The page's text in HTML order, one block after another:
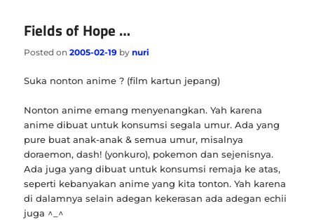
Fields of Hope …
Posted on2005-02-19 bynuri
Suka nonton anime ? (film kartun jepang)
Nonton anime emang menyenangkan. Yah karena
anime dibuat untuk konsumsi segala umur. Ada yang
pure buat anak-anak & semua umur, misalnya
doraemon, dash! (yonkuro), pokemon dan sejenisnya.
Ada juga yang dibuat untuk konsumsi remaja ke atas,
seperti kebanyakan anime yang kita tonton. Yah karena
di dalamnya selain adegan kekerasan ada adegan echii
juga ^_^